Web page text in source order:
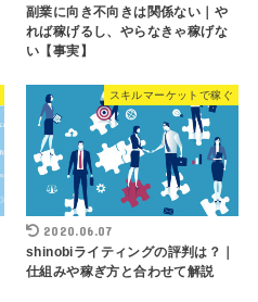
副業に向き不向きは関係ない｜や
れば稼げるし、やらなきゃ稼げな
い【事実】
スキルマーケットで稼ぐ
2020.06.07
shinobiライティングの評判は？｜
仕組みや稼ぎ方と合わせて解説